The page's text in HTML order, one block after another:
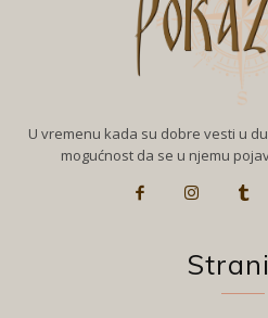
U vremenu kada su dobre vesti u
mogućnost da se u njemu